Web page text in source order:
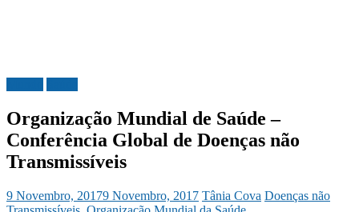
Organização Mundial de Saúde –
Conferência Global de Doenças não
Transmissíveis
9 Novembro, 20179 Novembro, 2017 Tânia Cova Doenças não